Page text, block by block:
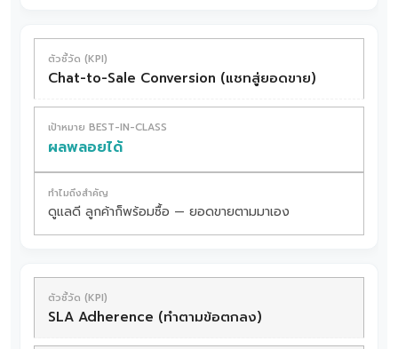
Chat-to-Sale Conversion (แชทสู่ยอดขาย)
ผลพลอยได้
ดูแลดี ลูกค้าก็พร้อมซื้อ — ยอดขายตามมาเอง
SLA Adherence (ทำตามข้อตกลง)